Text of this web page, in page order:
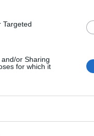
Targeted
or Sharing
for which it